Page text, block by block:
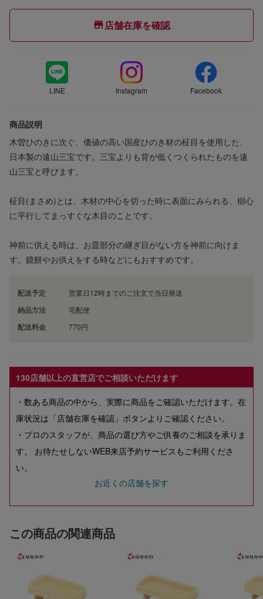
店舗在庫を確認
LINE Instagram Facebook
商品説明
木曽ひのきに次ぐ、価値の高い国産ひのき材の柾目を使用した、
日本製の遠山三宝です。三宝よりも背が低くつくられたものを遠
山三宝と呼びます。
柾目(まさめ)とは、木材の中心を切った時に表面にみられる、樹心
に平行してまっすぐな木目のことです。
神前に供える時は、お皿部分の継ぎ目がない方を神前に向けま
す。鏡餅やお供えをする時などにもおすすめです。
配送予定 営業日12時までのご注文で当日発送
納品方法 宅配便
配送料金 770円
130店舗以上の直営店でご相談いただけます
・数ある商品の中から、実際に商品をご確認いただけます。在
庫状況は「店舗在庫を確認」ボタンよりご確認ください。
・プロのスタッフが、商品の選び方やご供養のご相談を承りま
す。 お待たせしないWEB来店予約サービスもご利用くださ
い。
お近くの店舗を探す
この商品の関連商品